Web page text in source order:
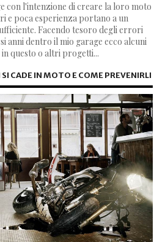
con l'intenzione di creare la loro moto
e poca esperienza portano a un
Facendo tesoro degli errori
anni dentro il mio garage ecco alcuni
questo o altri progetti...
CADE IN MOTO E COME PREVENIRLI